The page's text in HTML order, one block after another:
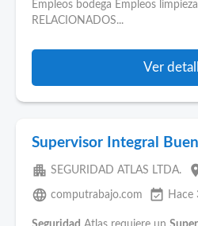
Empleos bodega Empleos
RELACIONADOS...
Ver
Supervisor Integral
apartment SEGURIDAD ATLAS LTDA.
language computrabajo.com event_available Hace